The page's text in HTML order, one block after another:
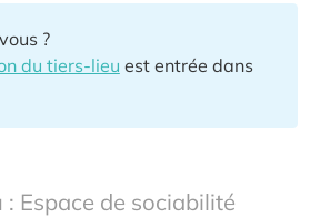
?
du tiers-lieu est entrée dans
Espace de sociabilité